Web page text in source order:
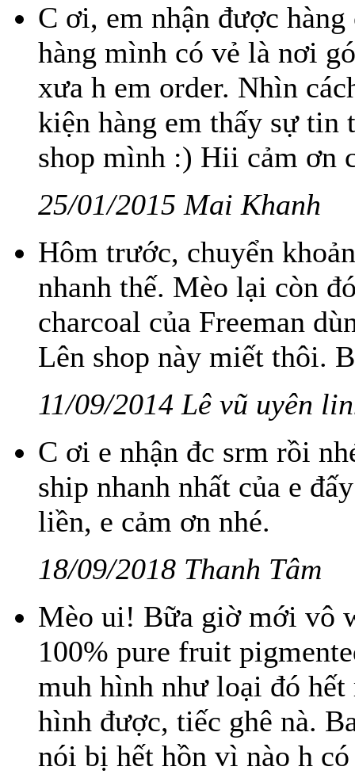
C ơi, em nhận được
hàng mình có vẻ là nơi
xưa h em order. Nhìn
kiện hàng em thấy sự tin
shop mình :) Hii cảm ơn
25/01/2015 Mai Khanh
Hôm trước, chuyển
nhanh thế. Mèo lại còn
charcoal của Freeman
Lên shop này miết thôi.
11/09/2014 Lê vũ uyên
C ơi e nhận đc srm rồi
ship nhanh nhất của e
liền, e cảm ơn nhé.
18/09/2018 Thanh Tâm
Mèo ui! Bữa giờ mới vô
100% pure fruit
muh hình như loại đó
hình được, tiếc ghê nà.
nói bị hết hồn vì nào h